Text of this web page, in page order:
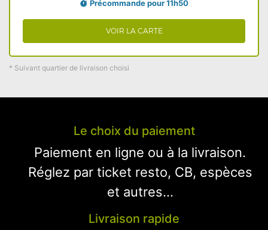
Précommande pour 11h50
VOIR LA CARTE
* Suivant quartier de livraison choisi
Le choix du paiement
Paiement en ligne ou à la livraison.
Réglez par ticket resto, CB, espèces
et autres...
Livraison rapide